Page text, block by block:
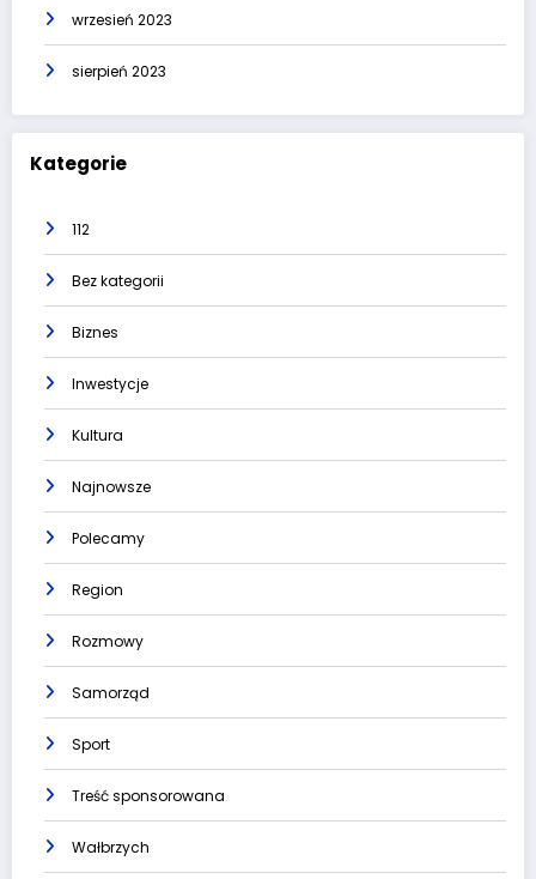
wrzesień 2023
sierpień 2023
Kategorie
112
Bez kategorii
Biznes
Inwestycje
Kultura
Najnowsze
Polecamy
Region
Rozmowy
Samorząd
Sport
Treść sponsorowana
Wałbrzych